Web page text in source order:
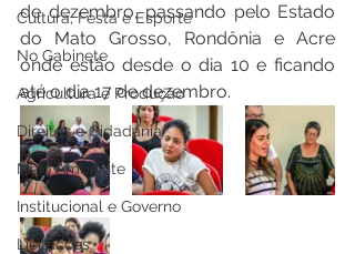
Cultura, Festa e Esporte
No Gabinete
Agricultura e Produção
Direitos e Cidadania
Meio Ambiente
Institucional e Governo
Licitações
de dezembro, passando pelo Estado
do Mato Grosso, Rondônia e Acre
onde estão desde o dia 10 e ficando
até o dia 17 de dezembro.